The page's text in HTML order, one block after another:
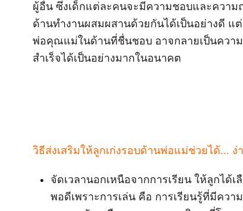
ผู้อื่น ซึ่งเด็กแต่ละคนจะมีความชอบและควา
ด้านทำงานผสมผสานด้วยกันได้เป็นอย่างดี
พ่อคุณแม่ในด้านที่ชื่นชอบ อาจกลายเป็นควา
สำเร็จได้เป็นอย่างมากในอนาคต
วิธีส่งเสริมให้ลูกเก่งรอบด้านพ่อแม่ช่วยได้... ง่
จัดเวลานอกเหนือจากการเรียน ให้ลูกได้
พอดีเพราะการเล่น คือ การเรียนรู้ที่มีคว